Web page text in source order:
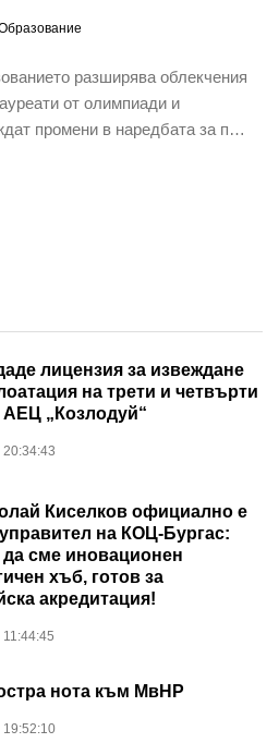
разширява облекчения
от олимпиади и
промени в наредбата за п…
лицензия за извеждане
на трети и четвърти
АЕЦ „Козлодуй“
Киселков официално е
на КОЦ-Бургас:
да сме иновационен
хъб, готов за
акредитация!
нота към МвНР
19:52:10